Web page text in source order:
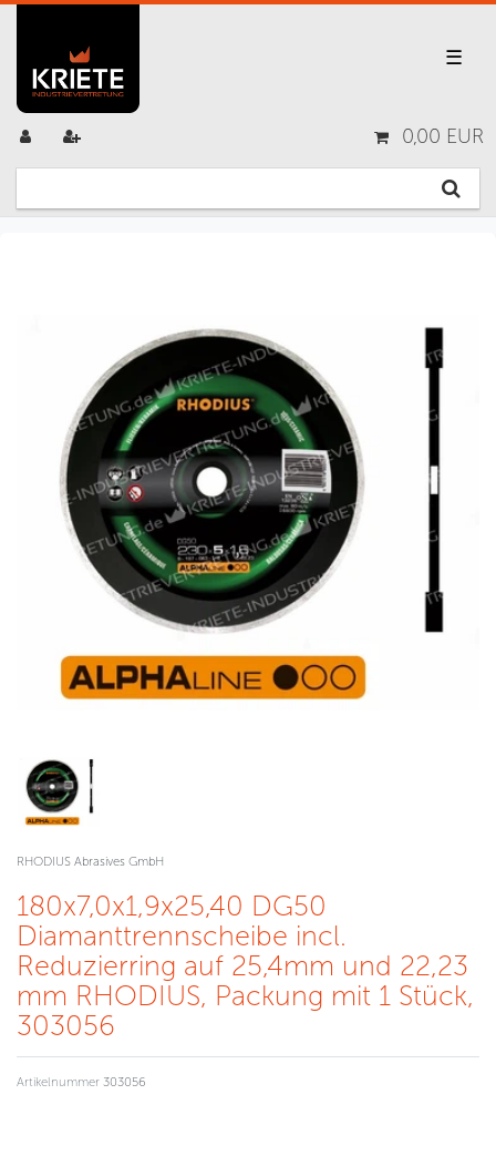
☰
0,00 EUR
RHODIUS Abrasives GmbH
180x7,0x1,9x25,40 DG50
Diamanttrennscheibe incl.
Reduzierring auf 25,4mm und 22,23
mm RHODIUS, Packung mit 1 Stück,
303056
Artikelnummer 303056